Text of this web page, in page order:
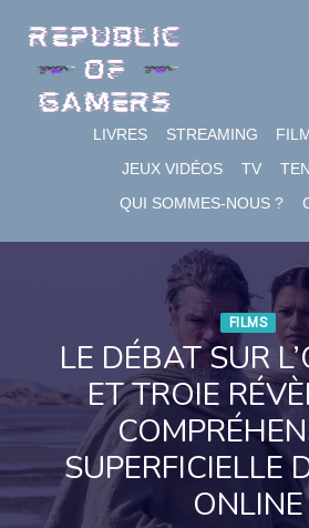
content
LIVRES STREAMING
JEUX VIDÉOS
TV
QUI SOMMES-NOUS ?
FILMS
LE DÉBAT SUR
ET TROIE
SUPERFICIELLE
ONLINE